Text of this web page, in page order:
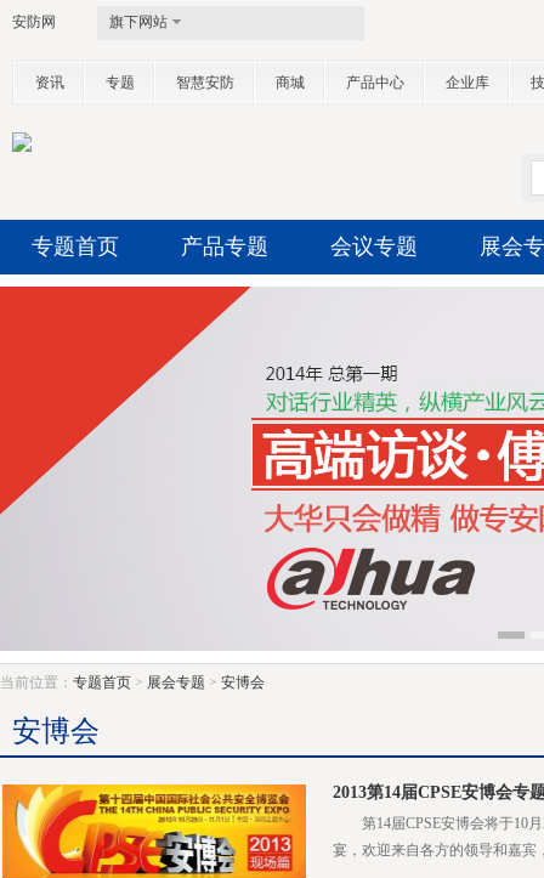
安防网 旗下网站
资讯 专题 智慧安防 商城 产品中心 企业库
专题首页 产品专题 会议专题 展会
当前位置： 专题首页 > 展会专题 > 安博会
安博会
2013第14届CPSE安博会专
第14届CPSE安博会将于10
宴，欢迎来自各方的领导和嘉宾